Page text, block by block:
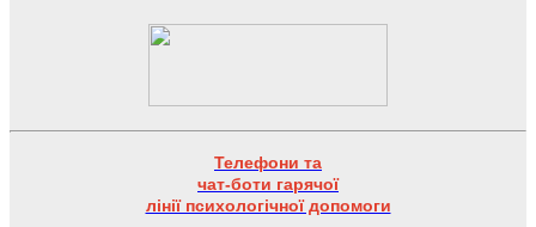
Телефони та
чат-боти гарячої
лінії психологічної допомоги